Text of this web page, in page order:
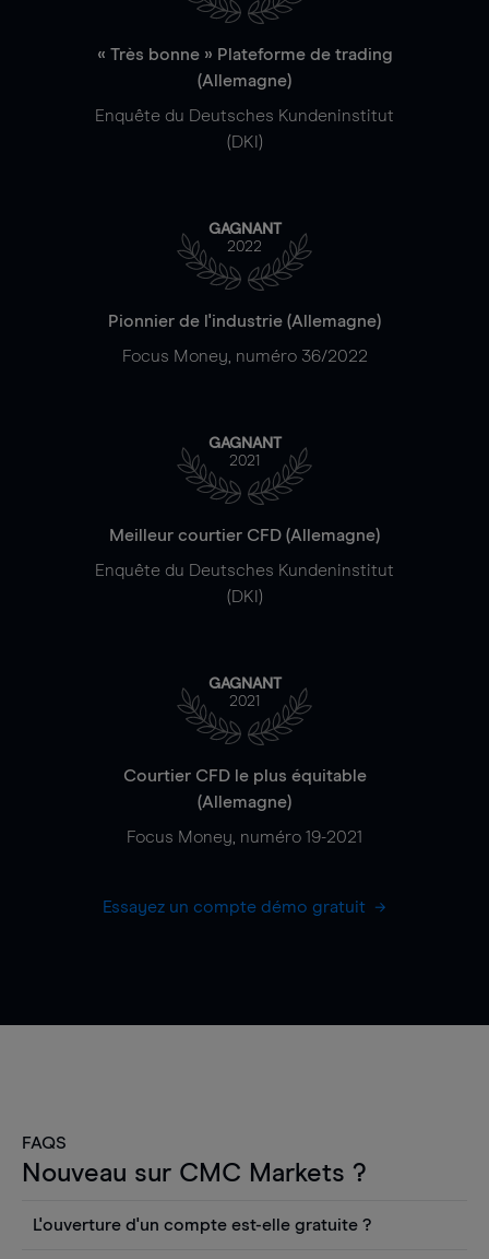
« Très bonne » Plateforme de trading
(Allemagne)
Enquête du Deutsches Kundeninstitut
(DKI)
GAGNANT
2022
Pionnier de l'industrie (Allemagne)
Focus Money, numéro 36/2022
GAGNANT
2021
Meilleur courtier CFD (Allemagne)
Enquête du Deutsches Kundeninstitut
(DKI)
GAGNANT
2021
Courtier CFD le plus équitable
(Allemagne)
Focus Money, numéro 19-2021
Essayez un compte démo gratuit
FAQS
Nouveau sur CMC Markets ?
L'ouverture d'un compte est-elle gratuite ?